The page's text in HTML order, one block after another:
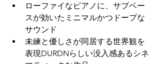
ローファイなピアノに、サブベー
スが効いたミニマルかつドープな
サウンド
未練と優しさが同居する世界観を
表現DURDNらしい没入感あるシネ